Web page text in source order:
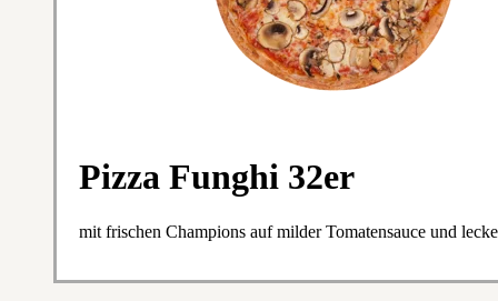
Pizza Funghi 32er
mit frischen Champions auf milder Tomatensauce und